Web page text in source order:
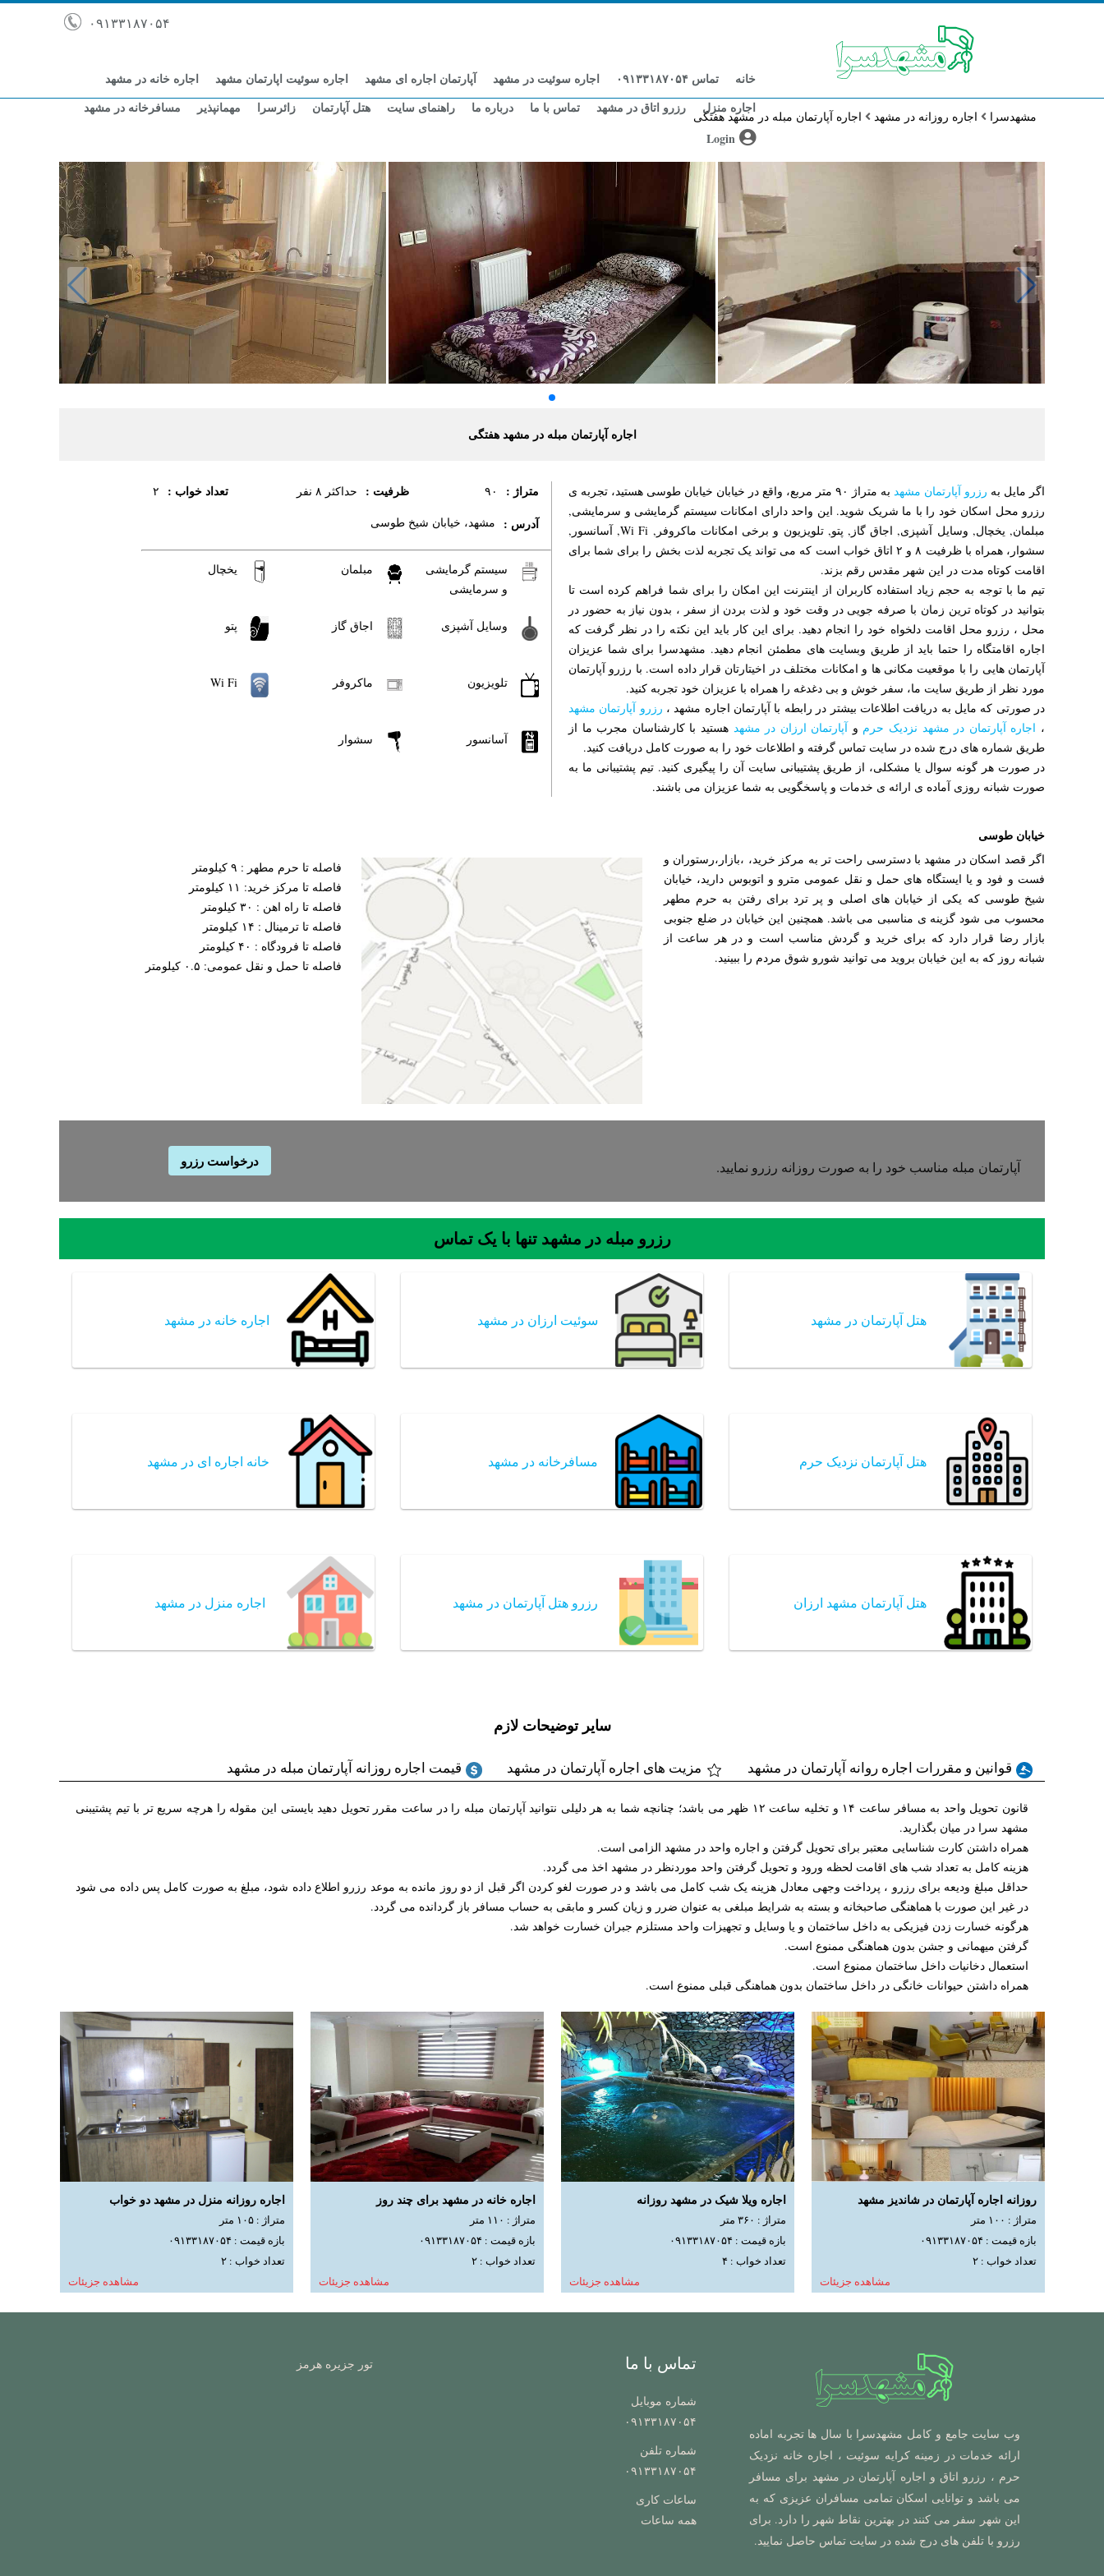
۰۹۱۳۳۱۸۷۰۵۴
خانه تماس ۰۹۱۳۳۱۸۷۰۵۴ اجاره سوئیت در مشهد آپارتمان اجاره ای مشهد اجاره سوئیت اپارتمان مشهد
اجاره خانه در مشهد
اجاره منزل
رزرو اتاق در مشهد تماس با ما درباره ما راهنمای سایت هتل آپارتمان زائرسرا مهمانپذیر
مسافرخانه در مشهد
Login
مشهدسرا اجاره روزانه در مشهد اجاره آپارتمان مبله در مشهد هفتگی
اجاره آپارتمان مبله در مشهد هفتگی
اگر مایل به رزرو آپارتمان مشهد
به متراژ ۹۰ متر مربع، واقع در خیابان خیابان طوسی هستید، تجربه ی
رزرو محل اسکان خود را با ما شریک شوید. این واحد دارای امکانات سیستم گرمایشی و سرمایشی,
مبلمان, یخچال, وسایل آشپزی, اجاق گاز, پتو, تلویزیون و برخی امکانات ماکروفر, Wi Fi, آسانسور,
سشوار، همراه با ظرفیت ۸ و ۲ اتاق خواب است که می تواند یک تجربه لذت بخش را برای شما برای
اقامت کوتاه مدت در این شهر مقدس رقم بزند.
تیم ما با توجه به حجم زیاد استفاده کاربران از اینترنت این امکان را برای شما فراهم کرده است تا
بتوانید در کوتاه ترین زمان با صرفه جویی در وقت خود و لذت بردن از سفر ، بدون نیاز به حضور در
محل ، رزرو محل اقامت دلخواه خود را انجام دهید. برای این کار باید این نکته را در نظر گرفت که
اجاره اقامتگاه را حتما باید از طریق وبسایت های مطمئن انجام دهید. مشهدسرا برای شما عزیزان
آپارتمان هایی را با موقعیت مکانی ها و امکانات مختلف در اخیتارتان قرار داده است. با رزرو آپارتمان
مورد نظر از طریق سایت ما، سفر خوش و بی دغدغه را همراه با عزیزان خود تجربه کنید.
در صورتی که مایل به دریافت اطلاعات بیشتر در رابطه با آپارتمان اجاره مشهد ، رزرو آپارتمان مشهد
، اجاره آپارتمان در مشهد نزدیک حرم وآپارتمان ارزان در مشهد هستید با کارشناسان مجرب ما از
طریق شماره های درج شده در سایت تماس گرفته و اطلاعات خود را به صورت کامل دریافت کنید.
در صورت هر گونه سوال یا مشکلی، از طریق پشتیبانی سایت آن را پیگیری کنید. تیم پشتیبانی ما به
صورت شبانه روزی آماده ی ارائه ی خدمات و پاسخگویی به شما عزیزان می باشند.
متراژ : ۹۰ ظرفیت : حداکثر ۸ نفر تعداد خواب : ۲
آدرس : مشهد، خیابان شیخ طوسی
سیستم گرمایشی
و سرمایشی
مبلمان یخچال
وسایل آشپزی اجاق گاز پتو
تلویزیون ماکروفر Wi Fi
آسانسور سشوار
خیابان طوسی
اگر قصد اسکان در مشهد با دسترسی راحت تر به مرکز خرید، ،بازار،رستوران و
فست و فود و یا ایستگاه های حمل و نقل عمومی مترو و اتوبوس دارید، خیابان
شیخ طوسی که یکی از خیابان های اصلی و پر ترد برای رفتن به حرم مطهر
محسوب می شود گزینه ی مناسبی می باشد. همچنین این خیابان در ضلع جنوبی
بازار رضا قرار دارد که برای خرید و گردش مناسب است و در هر ساعت از
شبانه روز که به این خیابان بروید می توانید شورو شوق مردم را ببینید.
فاصله تا حرم مطهر : ۹ کیلومتر
فاصله تا مرکز خرید: ۱۱ کیلومتر
فاصله تا راه اهن : ۳۰ کیلومتر
فاصله تا ترمینال : ۱۴ کیلومتر
فاصله تا فرودگاه : ۴۰ کیلومتر
فاصله تا حمل و نقل عمومی: ۰.۵ کیلومتر
آپارتمان مبله مناسب خود را به صورت روزانه رزرو نمایید. درخواست رزرو
رزرو مبله در مشهد تنها با یک تماس
هتل آپارتمان در مشهد سوئیت ارزان در مشهد اجاره خانه در مشهد
هتل آپارتمان نزدیک حرم مسافرخانه در مشهد خانه اجاره ای در مشهد
هتل آپارتمان مشهد ارزان رزرو هتل آپارتمان در مشهد اجاره منزل در مشهد
سایر توضیحات لازم
قوانین و مقررات اجاره روانه آپارتمان در مشهد مزیت های اجاره آپارتمان در مشهد قیمت اجاره روزانه آپارتمان مبله در مشهد
قانون تحویل واحد به مسافر ساعت ۱۴ و تخلیه ساعت ۱۲ ظهر می باشد؛ چنانچه شما به هر دلیلی نتوانید آپارتمان مبله را در ساعت مقرر تحویل دهید بایستی این مقوله را هرچه سریع تر با تیم پشتیبنی
مشهد سرا در میان بگذارید.
همراه داشتن کارت شناسایی معتبر برای تحویل گرفتن و اجاره واحد در مشهد الزامی است.
هزینه کامل به تعداد شب های اقامت لحظه ورود و تحویل گرفتن واحد موردنظر در مشهد اخذ می گردد.
حداقل مبلغ ودیعه برای رزرو ، پرداخت وجهی معادل هزینه یک شب کامل می باشد و در صورت لغو کردن اگر قبل از دو روز مانده به موعد رزرو اطلاع داده شود، مبلغ به صورت کامل پس داده می شود
در غیر این صورت با هماهنگی صاحبخانه و بسته به شرایط مبلغی به عنوان ضرر و زیان کسر و مابقی به حساب مسافر باز گردانده می گردد.
هرگونه خسارت زدن فیزیکی به داخل ساختمان و یا وسایل و تجهیزات واحد مستلزم جبران خسارت خواهد شد.
گرفتن میهمانی و جشن بدون هماهنگی ممنوع است.
استعمال دخانیات داخل ساختمان ممنوع است.
همراه داشتن حیوانات خانگی در داخل ساختمان بدون هماهنگی قبلی ممنوع است.
روزانه اجاره آپارتمان در شاندیز مشهد
متراژ : ۱۰۰ متر
بازه قیمت : ۰۹۱۳۳۱۸۷۰۵۴
تعداد خواب : ۲
مشاهده جزیئات
اجاره ویلا شیک در مشهد روزانه
متراژ : ۳۶۰ متر
بازه قیمت : ۰۹۱۳۳۱۸۷۰۵۴
تعداد خواب : ۴
مشاهده جزیئات
اجاره خانه در مشهد برای چند روز
متراژ : ۱۱۰ متر
بازه قیمت : ۰۹۱۳۳۱۸۷۰۵۴
تعداد خواب : ۲
مشاهده جزیئات
اجاره روزانه منزل در مشهد دو خواب
متراژ : ۱۰۵ متر
بازه قیمت : ۰۹۱۳۳۱۸۷۰۵۴
تعداد خواب : ۲
مشاهده جزیئات
وب سایت جامع و کامل مشهدسرا با سال ها تجربه اماده
ارائه خدمات در زمینه کرایه سوئیت ، اجاره خانه نزدیک
حرم ، رزرو اتاق و اجاره آپارتمان در مشهد برای مسافر
می باشد و توانایی اسکان تمامی مسافران عزیزی که به
این شهر سفر می کنند در بهترین نقاط شهر را دارد. برای
رزرو با تلفن های درج شده در سایت تماس حاصل نمایید.
تماس با ما
شماره موبایل
۰۹۱۳۳۱۸۷۰۵۴
شماره تلفن
۰۹۱۳۳۱۸۷۰۵۴
ساعات کاری
همه ساعات
تور جزیره هرمز